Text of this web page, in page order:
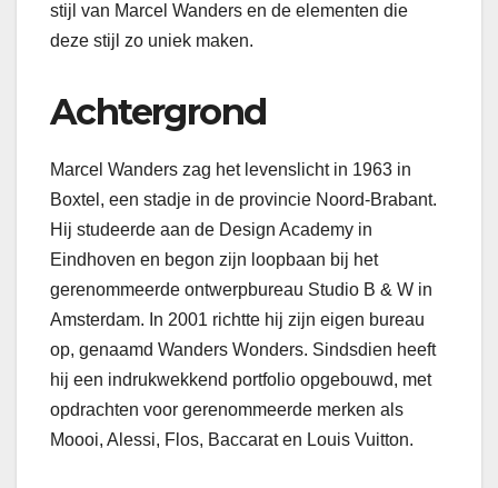
stijl van Marcel Wanders en de elementen die
deze stijl zo uniek maken.
Achtergrond
Marcel Wanders zag het levenslicht in 1963 in
Boxtel, een stadje in de provincie Noord-Brabant.
Hij studeerde aan de Design Academy in
Eindhoven en begon zijn loopbaan bij het
gerenommeerde ontwerpbureau Studio B & W in
Amsterdam. In 2001 richtte hij zijn eigen bureau
op, genaamd Wanders Wonders. Sindsdien heeft
hij een indrukwekkend portfolio opgebouwd, met
opdrachten voor gerenommeerde merken als
Moooi, Alessi, Flos, Baccarat en Louis Vuitton.